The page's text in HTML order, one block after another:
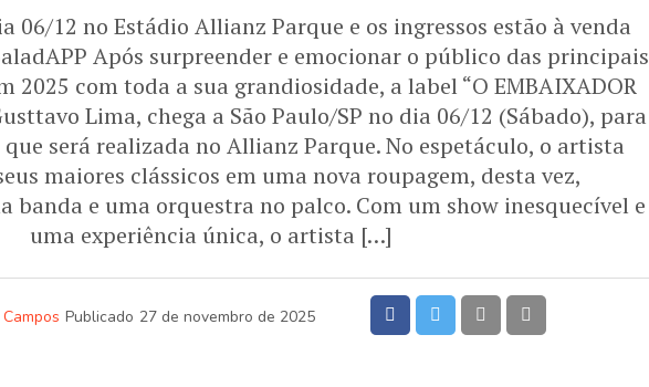
06/12 no Estádio Allianz Parque e os ingressos estão à venda
Após surpreender e emocionar o público das principais
2025 com toda a sua grandiosidade, a label “O EMBAIXADOR
Lima, chega a São Paulo/SP no dia 06/12 (Sábado), para
será realizada no Allianz Parque. No espetáculo, o artista
maiores clássicos em uma nova roupagem, desta vez,
banda e uma orquestra no palco. Com um show inesquecível e
uma experiência única, o artista […]
Publicado 27 de novembro de 2025